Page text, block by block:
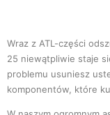
Wraz z ATL-części
25 niewątpliwie staje
problemu usuniesz
komponentów, które